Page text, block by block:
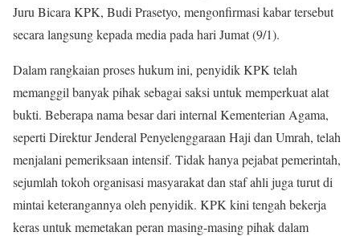
Juru Bicara KPK, Budi Prasetyo, mengonfirmasi kabar tersebut
secara langsung kepada media pada hari Jumat (9/1).
Dalam rangkaian proses hukum ini, penyidik KPK telah
memanggil banyak pihak sebagai saksi untuk memperkuat alat
bukti. Beberapa nama besar dari internal Kementerian Agama,
seperti Direktur Jenderal Penyelenggaraan Haji dan Umrah, telah
menjalani pemeriksaan intensif. Tidak hanya pejabat pemerintah,
sejumlah tokoh organisasi masyarakat dan staf ahli juga turut di
mintai keterangannya oleh penyidik. KPK kini tengah bekerja
keras untuk memetakan peran masing-masing pihak dalam